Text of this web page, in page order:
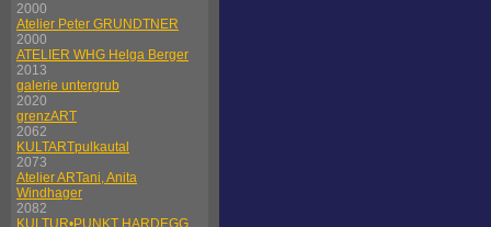
2000
Atelier Peter GRUNDTNER
2000
ATELIER WHG Helga Berger
2013
galerie untergrub
2020
grenzART
2062
KULTARTpulkautal
2073
Atelier ARTani, Anita
Windhager
2082
KULTUR•PUNKT HARDEGG